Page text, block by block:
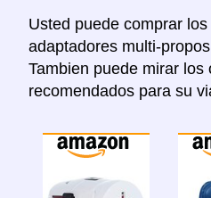
Usted puede comprar
adaptadores multi-
Tambien puede mirar los
recomendados para su